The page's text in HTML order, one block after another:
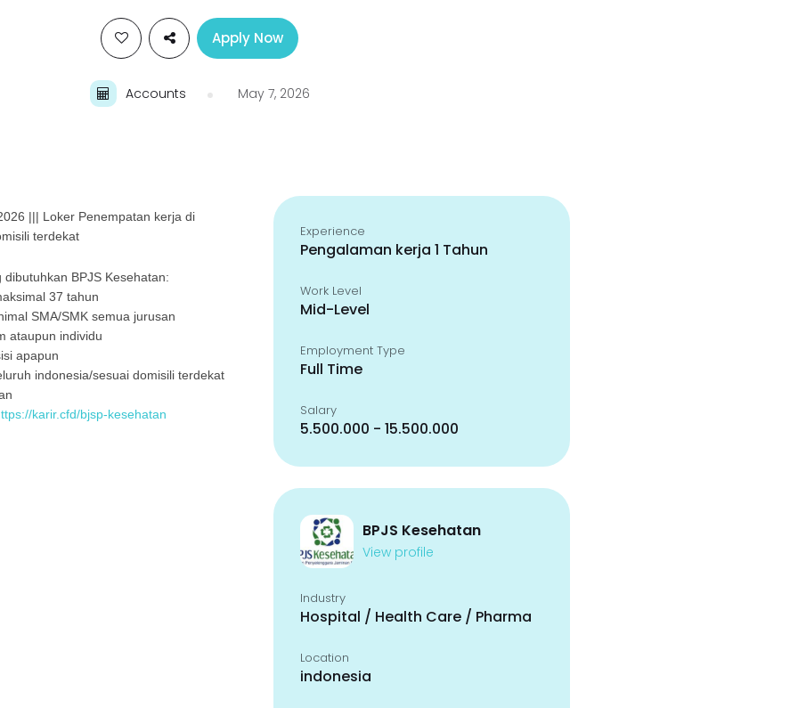
Apply Now
Accounts May 7, 2026
||| Loker Penempatan kerja di
terdekat
BPJS Kesehatan:
37 tahun
SMA/SMK semua jurusan
ataupun individu
apapun
indonesia/sesuai domisili terdekat
karir.cfd/bjsp-kesehatan
Experience
Pengalaman kerja 1 Tahun
Work Level
Mid-Level
Employment Type
Full Time
Salary
5.500.000 - 15.500.000
BPJS Kesehatan
View profile
Industry
Hospital / Health Care / Pharma
Location
indonesia